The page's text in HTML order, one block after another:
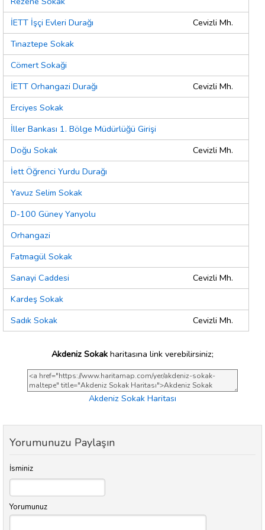
İETT İşçi Evleri Durağı
Cevizli Mh.
Tınaztepe Sokak
Cömert Sokaği
İETT Orhangazi Durağı
Cevizli Mh.
Erciyes Sokak
İller Bankası 1. Bölge Müdürlüğü Girişi
Doğu Sokak
Cevizli Mh.
İett Öğrenci Yurdu Durağı
Yavuz Selim Sokak
D-100 Güney Yanyolu
Orhangazi
Fatmagül Sokak
Sanayi Caddesi
Cevizli Mh.
Kardeş Sokak
Sadık Sokak
Cevizli Mh.
Akdeniz Sokak haritasına link verebilirsiniz;
Akdeniz Sokak Haritası
Yorumunuzu Paylaşın
İsminiz
Yorumunuz